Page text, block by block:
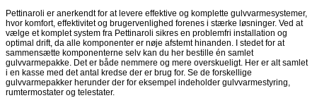
Pettinaroli er anerkendt for at levere effektive og komplette gulvvarmesystemer,
hvor komfort, effektivitet og brugervenlighed forenes i stærke løsninger. Ved at
vælge et komplet system fra Pettinaroli sikres en problemfri installation og
optimal drift, da alle komponenter er nøje afstemt hinanden. I stedet for at
sammensætte komponenterne selv kan du her bestille én samlet
gulvvarmepakke. Det er både nemmere og mere overskueligt. Her er alt samlet
i en kasse med det antal kredse der er brug for. Se de forskellige
gulvvarmepakker herunder der for eksempel indeholder gulvvarmestyring,
rumtermostater og telestater.